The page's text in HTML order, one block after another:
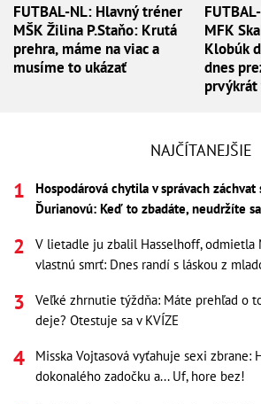
FUTBAL-NL: Hlavný tréner
MŠK Žilina P.Staňo: Krutá
prehra, máme na viac a
musíme to ukázať
MFK
Klobúk
dnes
NAJČÍTANEJŠIE
Hospodárová chytila v správach
Ďurianovú: Keď to zbadáte, neudržíte
V lietadle ju zbalil Hasselhoff, odmietla
vlastnú smrť: Dnes randí s láskou z
Veľké zhrnutie týždňa: Máte prehľad o
deje? Otestuje sa v KVÍZE
Misska Vojtasová vyťahuje sexi zbrane:
dokonalého zadočku a... Uf, hore bez!